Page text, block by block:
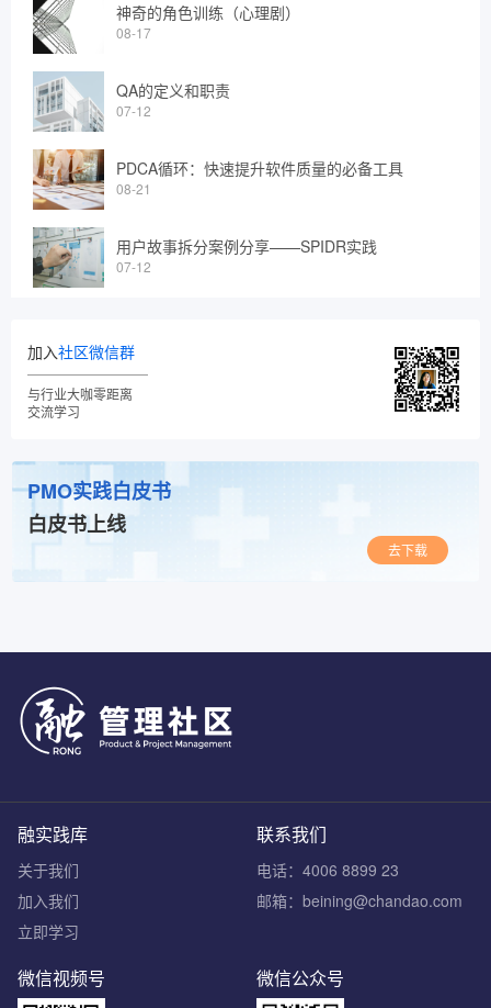
神奇的角色训练（心理剧）
08-17
QA的定义和职责
07-12
PDCA循环：快速提升软件质量的必备工具
08-21
用户故事拆分案例分享——SPIDR实践
07-12
加入社区微信群
与行业大咖零距离
交流学习
PMO实践白皮书
白皮书上线
去下载
联系我们
电话：4006 8899 23
邮箱：beining@chandao.com
融实践库
关于我们
加入我们
立即学习
微信公众号
微信视频号